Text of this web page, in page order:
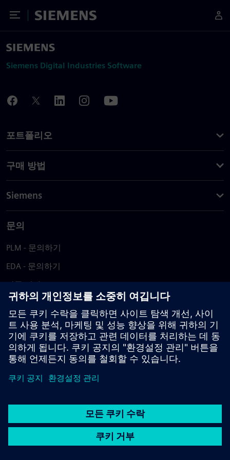
Toggle Menu
Siemens
Siemens Digital Industries Software
포트폴리오
구매 방법
Siemens
문의
PLM - 문의하기
EDA - 문의하기
각국 지사
지원 센터
피드백 제공
저작권침해 보고
© Siemens
2026
고발